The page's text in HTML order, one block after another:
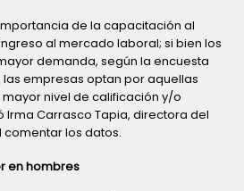
de la capacitación al
al mercado laboral; si bien los
demanda, según la encuesta
las empresas optan por aquellas
nivel de calificación y/o
Irma Carrasco Tapia, directora del
comentar los datos.
en hombres